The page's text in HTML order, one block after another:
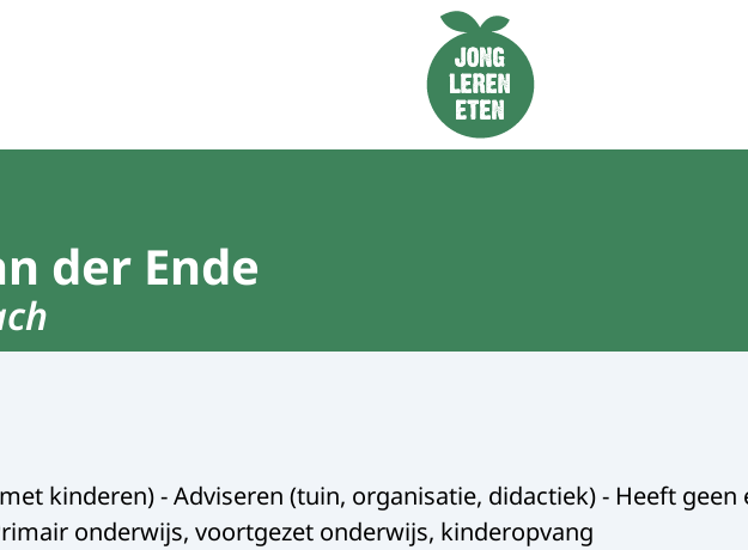
Naar de homepage van Jong Leren Eten
der Ende
kinderen) - Adviseren (tuin, organisatie, didactiek) - Heeft
onderwijs, voortgezet onderwijs, kinderopvang